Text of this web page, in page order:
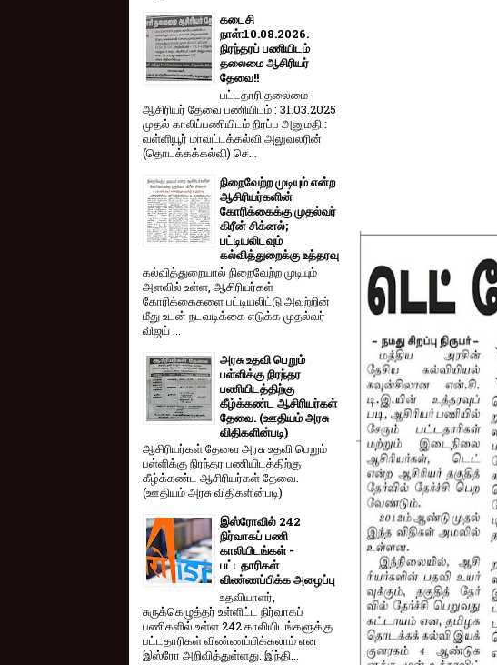
கடைசி
நாள்:10.08.2026.
நிரந்தரப் பணியிடம்
தலைமை ஆசிரியர்
தேவை!!
பட்டதாரி தலைமை
ஆசிரியர் தேவை பணியிடம் : 31.03.2025
முதல் காலிப்பணியிடம் நிரப்ப அனுமதி :
வள்ளியூர் மாவட்டக்கல்வி அலுவலரின்
(தொடக்கக்கல்வி) செ...
நிறைவேற்ற முடியும் என்ற
ஆசிரியர்களின்
கோரிக்கைக்கு முதல்வர்
கிரீன் சிக்னல்;
பட்டியலிடவும்
கல்வித்துறைக்கு உத்தரவு
கல்வித்துறையால் நிறைவேற்ற முடியும்
அளவில் உள்ள, ஆசிரியர்கள்
கோரிக்கைகளை பட்டியலிட்டு அவற்றின்
மீது உடன் நடவடிக்கை எடுக்க முதல்வர்
விஜய் ...
அரசு உதவி பெறும்
பள்ளிக்கு நிரந்தர
பணியிடத்திற்கு
கீழ்க்கண்ட ஆசிரியர்கள்
தேவை. (ஊதியம் அரசு
விதிகளின்படி)
ஆசிரியர்கள் தேவை அரசு உதவி பெறும்
பள்ளிக்கு நிரந்தர பணியிடத்திற்கு
கீழ்க்கண்ட ஆசிரியர்கள் தேவை.
(ஊதியம் அரசு விதிகளின்படி)
இஸ்ரோவில் 242
நிர்வாகப் பணி
காலியிடங்கள் -
பட்டதாரிகள்
விண்ணப்பிக்க அழைப்பு
உதவியாளர்,
சுருக்கெழுத்தர் உள்ளிட்ட நிர்வாகப்
பணிகளில் உள்ள 242 காலியிடங்களுக்கு
பட்டதாரிகள் விண்ணப்பிக்கலாம் என
இஸ்ரோ அறிவித்துள்ளது. இந்தி...